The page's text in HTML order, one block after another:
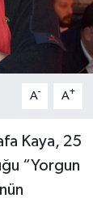
A- A+
Kaya, 25
“Yorgun